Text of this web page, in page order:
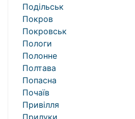
Подільськ
Покров
Покровськ
Пологи
Полонне
Полтава
Попасна
Почаїв
Привілля
Прилуки